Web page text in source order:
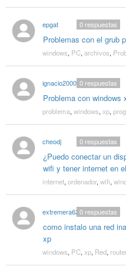
epgat
Problemas con el grub
0respuestas
windows, PC, archivos,
ignacio2000
Problema con
0respuestas
problema, windows, xp,
cheodj
¿Puedo conectar un
wifi y tener internet en
0respuestas
internet, ordenador, wifi,
extremera62
como instalo una red
xp
0respuestas
windows, PC, xp, Red,